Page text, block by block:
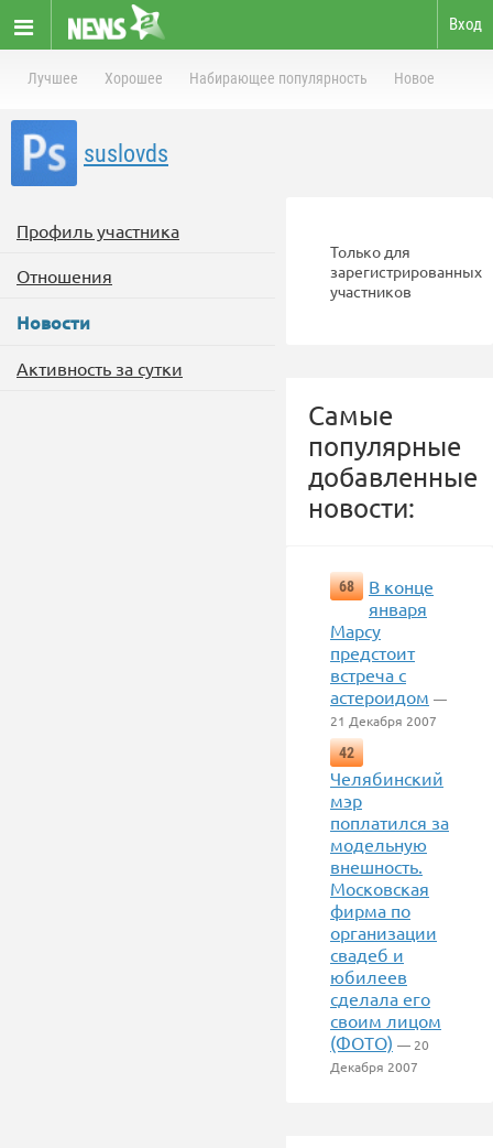
Вход
Лучшее Хорошее Набирающее популярность Новое
suslovds
Профиль участника
Отношения
Новости
Активность за сутки
Только для
зарегистрированных
участников
Самые
популярные
добавленные
новости:
68
В конце
января
Марсу
предстоит
встреча с
астероидом —
21 Декабря 2007
42
Челябинский
мэр
поплатился за
модельную
внешность.
Московская
фирма по
организации
свадеб и
юбилеев
сделала его
своим лицом
(ФОТО) — 20
Декабря 2007